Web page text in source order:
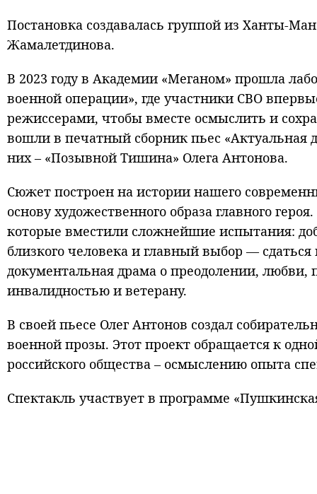
Постановка создавалась группой из Ханты-
Жамалетдинова.
В 2023 году в Академии «Меганом» прошла
военной операции», где участники СВО
режиссерами, чтобы вместе осмыслить и
вошли в печатный сборник пьес «Актуальная
них – «Позывной Тишина» Олега Антонова.
Сюжет построен на истории нашего
основу художественного образа главного
которые вместили сложнейшие испытания:
близкого человека и главный выбор —
документальная драма о преодолении, любви,
инвалидностью и ветерану.
В своей пьесе Олег Антонов создал
военной прозы. Этот проект обращается к
российского общества – осмыслению опыта
Спектакль участвует в программе